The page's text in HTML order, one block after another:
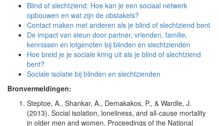
Blind of slechtziend: Hoe kan je een sociaal netwerk
opbouwen en wat zijn de obstakels?
Contact maken met anderen als je blind of slechtziend bent
De impact van steun door partner, vrienden, familie,
kennissen en lotgenoten bij blinden en slechtzienden
Hoe breid je je sociale kring uit als je blind of slechtziend
bent?
Sociale isolatie bij blinden en slechtzienden
Bronvermeldingen:
Steptoe, A., Shankar, A., Demakakos, P., & Wardle, J.
(2013). Social isolation, loneliness, and all-cause mortality
in older men and women. Proceedings of the National